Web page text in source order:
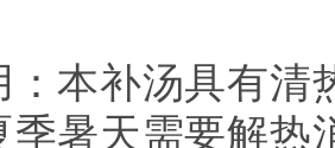
补汤具有清
季暑天需要解热